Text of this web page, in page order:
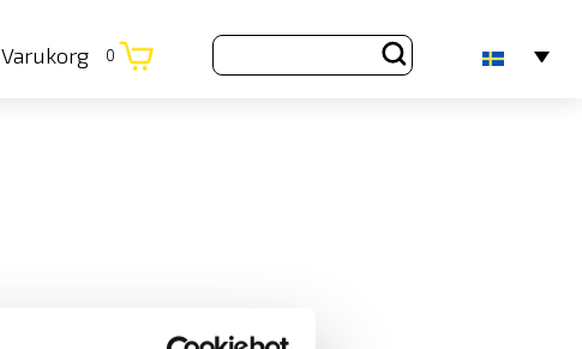
Varukorg 0